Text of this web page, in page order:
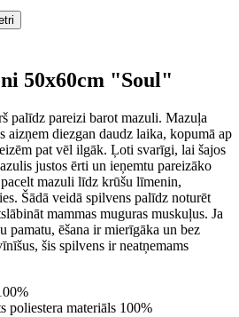
50x60cm "Soul"
palīdz pareizi barot mazuli. Mazuļa
aizņem diezgan daudz laika, kopumā ap
pat vēl ilgāk. Ļoti svarīgi, lai šajos
justos ērti un ieņemtu pareizāko
mazuli līdz krūšu līmenin,
Šādā veidā spilvens palīdz noturēt
mammas muguras muskuļus. Ja
pamatu, ēšana ir mierīgāka un bez
šis spilvens ir neatņemams
poliestera materiāls 100%